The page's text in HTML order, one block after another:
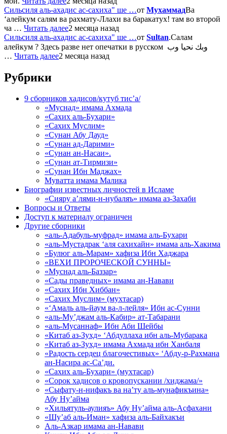
Сильсиля аль-ахадис ас-сахиха" ше …от МухаммадВа
‘алейкум салям ва рахмату-Ллахи ва баракатух! там во второй
ча … Читать далее2 месяца назад
Сильсиля аль-ахадис ас-сахиха" ше …от Sultan.Салам
алейкум ? Здесь разве нет опечатки в русском وبك نحيا وب
… Читать далее2 месяца назад
Рубрики
9 сборников хадисов/кутуб тис’а/
«Муснад» имама Ахмада
«Сахих аль-Бухари»
«Сахих Муслим»
«Сунан Абу Дауд»
«Сунан ад-Дарими»
«Сунан ан-Насаи».
«Сунан ат-Тирмизи»
«Сунан Ибн Маджах»
Муватта имама Малика
Биографии известных личностей в Исламе
«Сияру а’лями-н-нубаляъ» имама аз-Захаби
Вопросы и Ответы
Доступ к материалу ограничен
Другие сборники
«аль-Адабуль-муфрад» имама аль-Бухари
«аль-Мустадрак ‘аля сахихайн» имама аль-Хакима
«Булюг аль-Марам» хафиза Ибн Хаджара
«ВЕХИ ПРОРОЧЕСКОЙ СУННЫ»
«Муснад аль-Баззар»
«Сады праведных» имама ан-Навави
«Сахих Ибн Хиббан»
«Сахих Муслим» (мухтасар)
«‘Амаль аль-йаум ва-л-лейля» Ибн ас-Сунни
«аль-Му’джам аль-Кабир» ат-Табарани
«аль-Мусаннаф» Ибн Аби Шейбы
«Китаб аз-Зухд» ‘Абдуллаха ибн аль-Мубарака
«Китаб аз-Зухд» имама Ахмада ибн Ханбаля
«Радость сердец благочестивых» ‘Абду-р-Рахмана
ан-Насира ас-Са’ди.
«Сахих аль-Бухари» (мухтасар)
«Сорок хадисов о кровопускании /хиджама/»
«Сыфату-н-нифакъ ва на’ту аль-мунафикъина»
Абу Ну’айма
«Хильятуль-аулияъ» Абу Ну’айма аль-Асфахани
«Шу’аб аль-Иман» хафиза аль-Байхакъи
Аль-Азкар имама ан-Навави